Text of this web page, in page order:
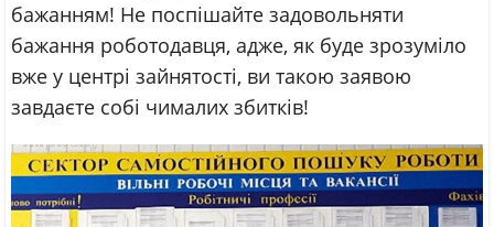
бажанням! Не поспішайте задовольняти
бажання роботодавця, адже, як буде зрозуміло
вже у центрі зайнятості, ви такою заявою
завдаєте собі чималих збитків!